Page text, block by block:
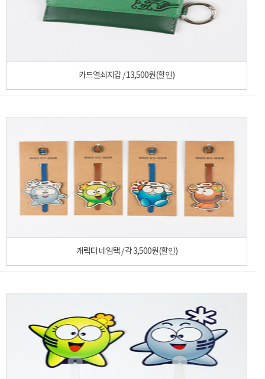
카드열쇠지갑 / 13,500원(할인)
캐릭터 네임택 / 각 3,500원(할인)